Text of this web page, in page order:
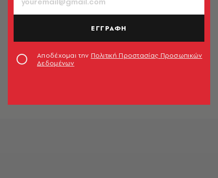
ΕΓΓΡΑΦΗ
Αποδέχομαι την Πολιτική Προστασίας Προσωπικών
Δεδομένων